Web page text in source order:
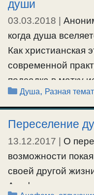
подлежит
Тонкаго
или еще не
здесь полагается
Ещё…
#душа,
души
03.03.2018
когда душа
Как христианская
современной
подсадка в матку
оплодотворённых
оплодотворили 7
матку только 2,
погибли…ведь в
О.Серафим: У них
душа …
Рубрики
Душа, Разная
Переселение
13.12.2017
О
возможности
своей другой
Анафема учению